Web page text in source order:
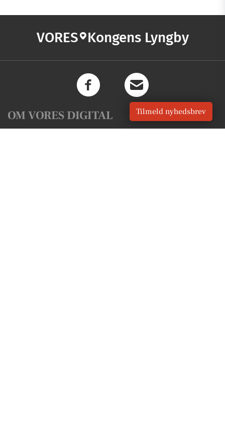
VORES Kongens Lyngby
OM VORES DIGITAL Tilmeld nyhedsbrev